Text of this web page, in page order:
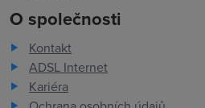
O společnosti
Kontakt
ADSL Internet
Kariéra